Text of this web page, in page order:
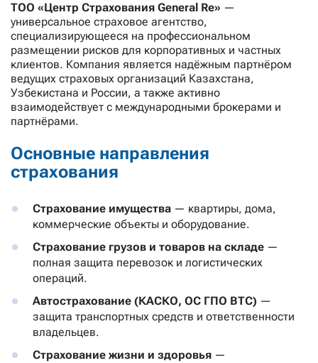
ТОО «Центр Страхования General Re» —
универсальное страховое агентство,
специализирующееся на профессиональном
размещении рисков для корпоративных и частных
клиентов. Компания является надёжным партнёром
ведущих страховых организаций Казахстана,
Узбекистана и России, а также активно
взаимодействует с международными брокерами и
партнёрами.
Основные направления
страхования
Страхование имущества — квартиры, дома,
коммерческие объекты и оборудование.
Страхование грузов и товаров на складе —
полная защита перевозок и логистических
операций.
Автострахование (КАСКО, ОС ГПО ВТС) —
защита транспортных средств и ответственности
владельцев.
Страхование жизни и здоровья —